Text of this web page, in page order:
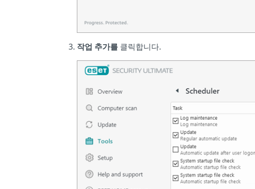
작업 추가를 클릭합니다.